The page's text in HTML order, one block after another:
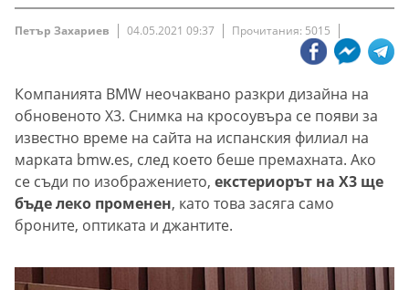
Петър Захариев 04.05.2021 09:37 Прочитания: 5015
Компанията BMW неочаквано разкри дизайна на
обновеното X3. Снимка на кросоувъра се появи за
известно време на сайта на испанския филиал на
марката bmw.es, след което беше премахната. Ако
се съди по изображението, екстериорът на X3 ще
бъде леко променен, като това засяга само
броните, оптиката и джантите.